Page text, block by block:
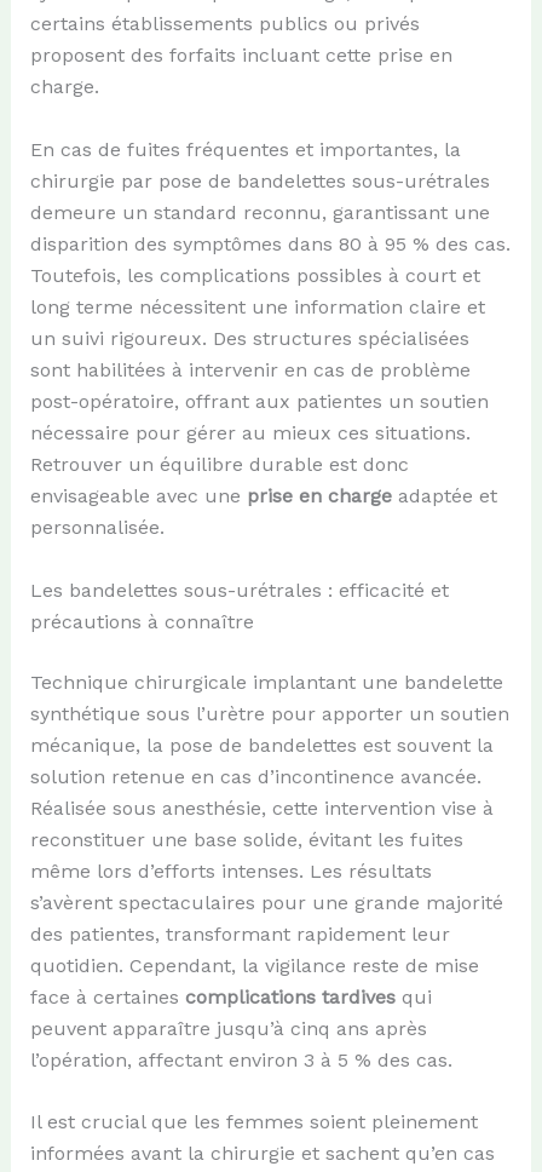
certains établissements publics ou privés
proposent des forfaits incluant cette prise en
charge.
En cas de fuites fréquentes et importantes, la
chirurgie par pose de bandelettes sous-urétrales
demeure un standard reconnu, garantissant une
disparition des symptômes dans 80 à 95 % des cas.
Toutefois, les complications possibles à court et
long terme nécessitent une information claire et
un suivi rigoureux. Des structures spécialisées
sont habilitées à intervenir en cas de problème
post-opératoire, offrant aux patientes un soutien
nécessaire pour gérer au mieux ces situations.
Retrouver un équilibre durable est donc
envisageable avec une prise en chargeadaptée et
personnalisée.
Les bandelettes sous-urétrales : efficacité et
précautions à connaître
Technique chirurgicale implantant une bandelette
synthétique sous l’urètre pour apporter un soutien
mécanique, la pose de bandelettes est souvent la
solution retenue en cas d’incontinence avancée.
Réalisée sous anesthésie, cette intervention vise à
reconstituer une base solide, évitant les fuites
même lors d’efforts intenses. Les résultats
s’avèrent spectaculaires pour une grande majorité
des patientes, transformant rapidement leur
quotidien. Cependant, la vigilance reste de mise
face à certaines complications tardivesqui
peuvent apparaître jusqu’à cinq ans après
l’opération, affectant environ 3 à 5 % des cas.
Il est crucial que les femmes soient pleinement
informées avant la chirurgie et sachent qu’en cas